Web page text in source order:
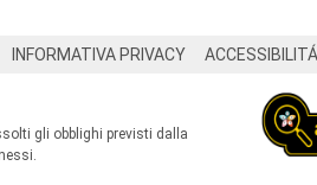
INFORMATIVA PRIVACY ACCESSIBILITÁ
gli obblighi previsti dalla